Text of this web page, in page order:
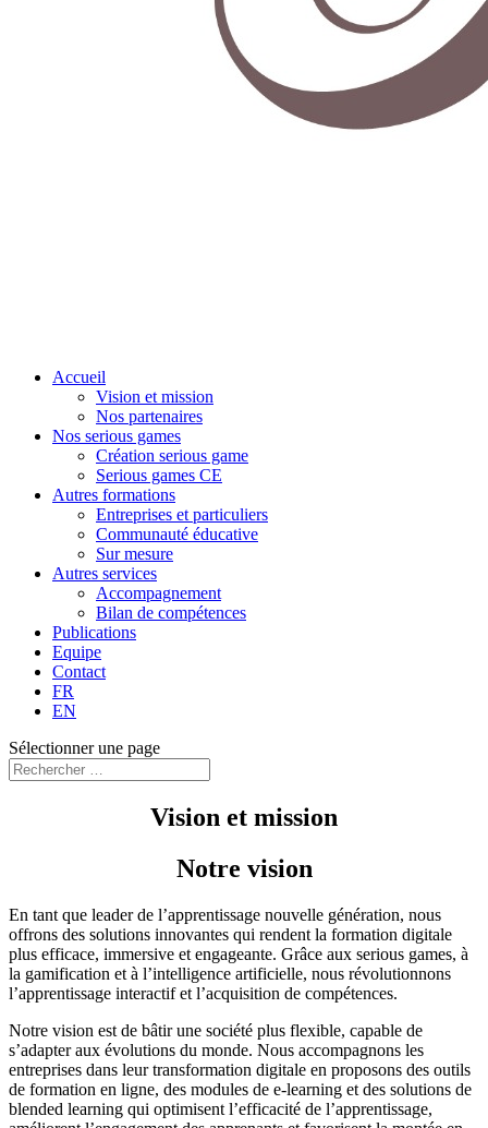
Accueil
Vision et mission
Nos partenaires
Nos serious games
Création serious game
Serious games CE
Autres formations
Entreprises et particuliers
Communauté éducative
Sur mesure
Autres services
Accompagnement
Bilan de compétences
Publications
Equipe
Contact
FR
EN
Sélectionner une page
Vision et mission
Notre vision
En tant que leader de l’apprentissage nouvelle génération, nous
offrons des solutions innovantes qui rendent la formation digitale
plus efficace, immersive et engageante. Grâce aux serious games, à
la gamification et à l’intelligence artificielle, nous révolutionnons
l’apprentissage interactif et l’acquisition de compétences.
Notre vision est de bâtir une société plus flexible, capable de
s’adapter aux évolutions du monde. Nous accompagnons les
entreprises dans leur transformation digitale en proposons des outils
de formation en ligne, des modules de e-learning et des solutions de
blended learning qui optimisent l’efficacité de l’apprentissage,